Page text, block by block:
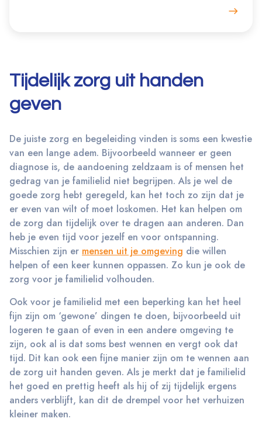
Tijdelijk zorg uit handen
geven
De juiste zorg en begeleiding vinden is soms een kwestie
van een lange adem. Bijvoorbeeld wanneer er geen
diagnose is, de aandoening zeldzaam is of mensen het
gedrag van je familielid niet begrijpen. Als je wel de
goede zorg hebt geregeld, kan het toch zo zijn dat je
er even van wilt of moet loskomen. Het kan helpen om
de zorg dan tijdelijk over te dragen aan anderen. Dan
heb je even tijd voor jezelf en voor ontspanning.
Misschien zijn er mensen uit je omgeving die willen
helpen of een keer kunnen oppassen. Zo kun je ook de
zorg voor je familielid volhouden.
Ook voor je familielid met een beperking kan het heel
fijn zijn om ‘gewone’ dingen te doen, bijvoorbeeld uit
logeren te gaan of even in een andere omgeving te
zijn, ook al is dat soms best wennen en vergt ook dat
tijd. Dit kan ook een fijne manier zijn om te wennen aan
de zorg uit handen geven. Als je merkt dat je familielid
het goed en prettig heeft als hij of zij tijdelijk ergens
anders verblijft, kan dit de drempel voor het verhuizen
kleiner maken.